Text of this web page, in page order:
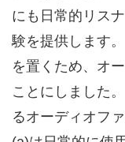
にも日常的リス
験を提供します
を置くため、オ
ことにしました
るオーディオフ